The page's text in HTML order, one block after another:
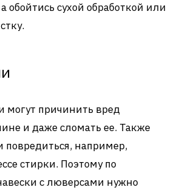
обойтись сухой обработкой или
могут причинить вред
и даже сломать ее. Также
повредиться, например,
стирки. Поэтому по
с люверсами нужно